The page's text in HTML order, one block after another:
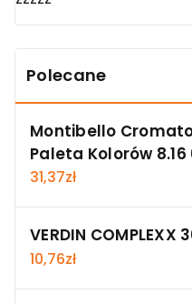
Polecane
Montibello
Paleta Kolorów 8.16
31,37zł
VERDIN COMPLEXX
10,76zł